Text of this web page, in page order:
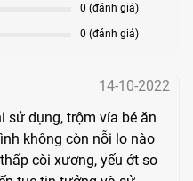
trong hỗ trợ chức năng
chia tế bào, cũng như
chống oxi hóa mạnh, hỗ
tham gia vào quá trình
0 (đánh giá)
0 (đánh giá)
14-10-2022
sử dụng, trộm vía bé ăn
không còn nỗi lo nào
còi xương, yếu ớt so